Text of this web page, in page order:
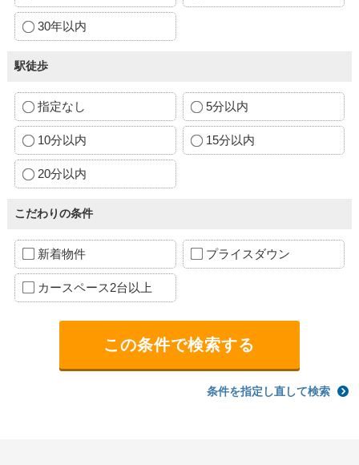
30年以内
駅徒歩
指定なし 5分以内
10分以内 15分以内
20分以内
こだわりの条件
新着物件 プライスダウン
カースペース2台以上
条件を指定し直して検索